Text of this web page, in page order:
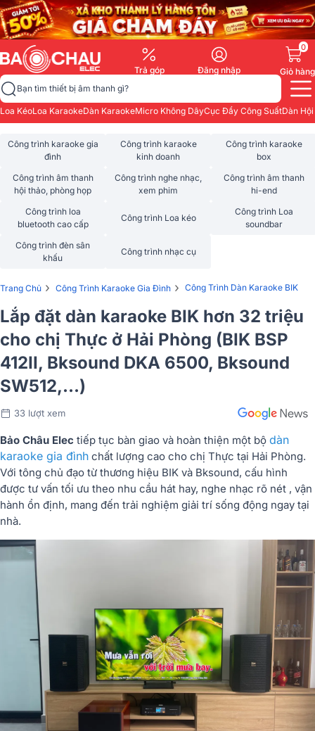
Trả góp Đăng nhập
0
Giỏ hàng
Bạn tìm thiết bị âm thanh gì?
Loa KéoLoa KaraokeDàn KaraokeMicro Không DâyCục Đẩy Công SuấtDàn
Công trình karaoke gia
đình
Công trình karaoke
kinh doanh
Công trình karaoke
box
Công trình âm thanh
hội thảo, phòng họp
Công trình nghe nhạc,
xem phim
Công trình âm thanh
hi-end
Công trình loa
bluetooth cao cấp
Công trình Loa kéo
Công trình Loa
soundbar
Công trình đèn sân
khấu
Công trình nhạc cụ
Trang Chủ › Công Trình Karaoke Gia Đình › Công Trình Dàn Karaoke BIK
Lắp đặt dàn karaoke BIK hơn 32 triệu
cho chị Thực ở Hải Phòng (BIK BSP
412II, Bksound DKA 6500, Bksound
SW512,...)
33 lượt xem
Bảo Châu Elec tiếp tục bàn giao và hoàn thiện một bộ dàn
karaoke gia đình chất lượng cao cho chị Thực tại Hải Phòng.
Với tông chủ đạo từ thương hiệu BIK và Bksound, cấu hình
được tư vấn tối ưu theo nhu cầu hát hay, nghe nhạc rõ nét , vận
hành ổn định, mang đến trải nghiệm giải trí sống động ngay tại
nhà.